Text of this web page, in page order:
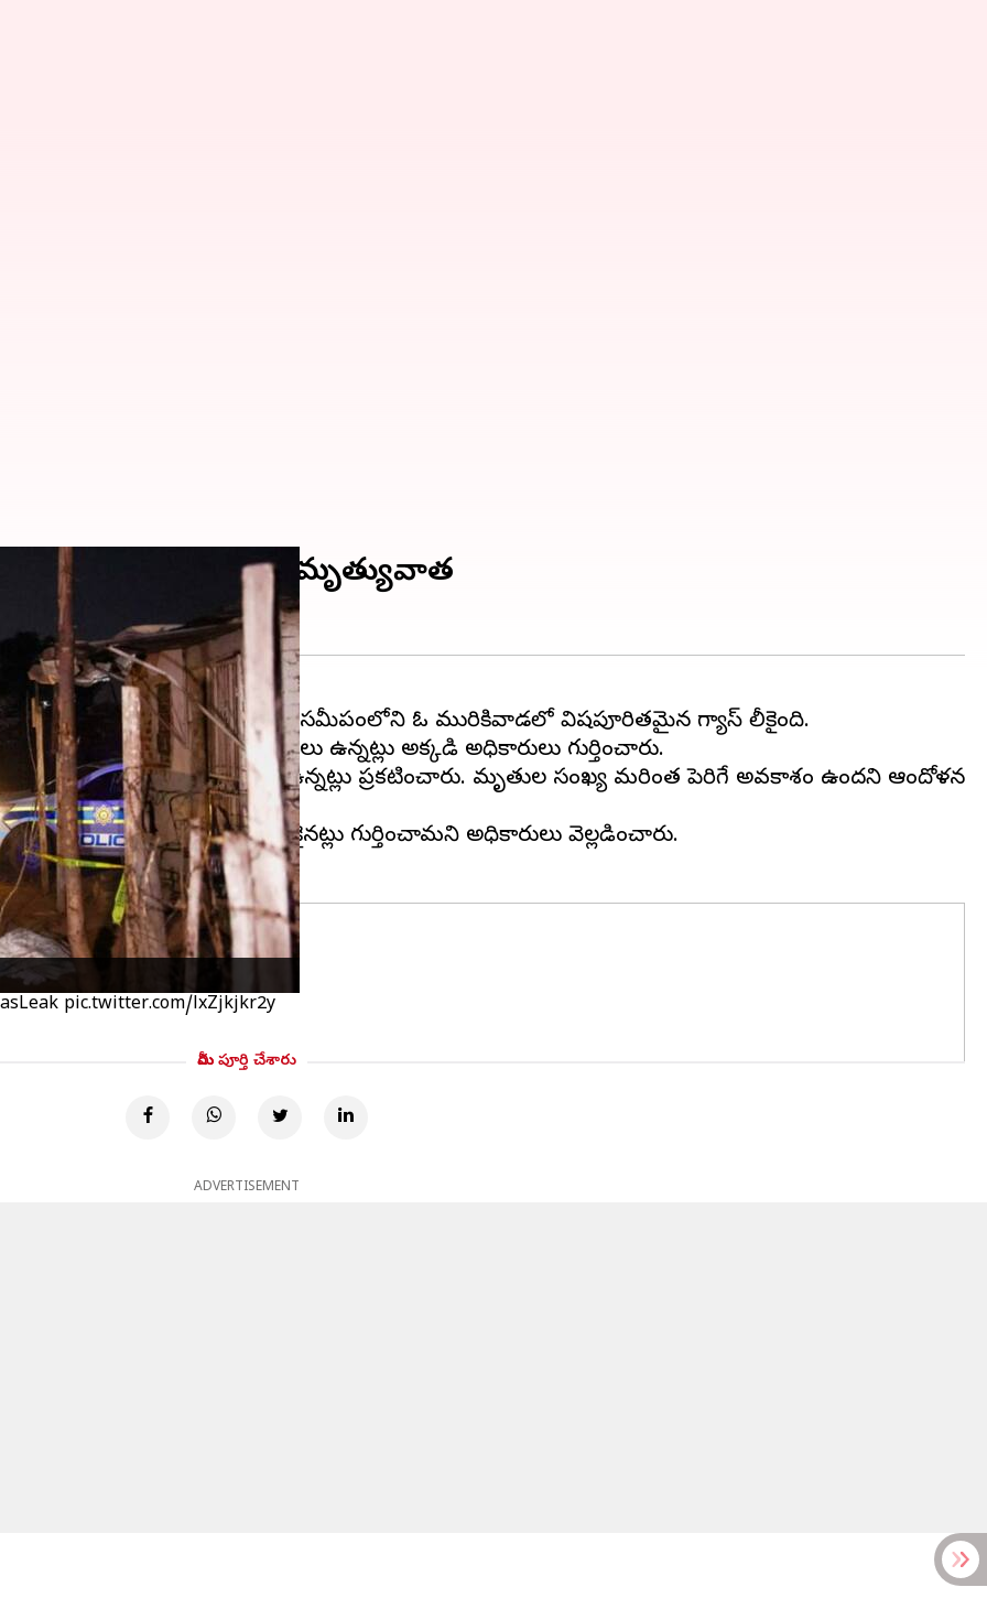
లీకేజీతో 16 మంది మృత్యువాత
ముఖ్యనగరం జోహెన్నస్ బర్గ్ సమీపంలోని ఓ మురికివాడలో విషపూరితమైన గ్యాస్ లీకైంది.
ముగ్గురు చిన్నారులు ఉన్నట్లు అక్కడి అధికారులు గుర్తించారు.
నలుగురి పరిస్థితి విషమంగా ఉన్నట్లు ప్రకటించారు. మృతుల సంఖ్య మరింత పెరిగే అవకాశం ఉందని ఆందోళన
ప్రమాదకరమైన గ్యాస్ లీకైనట్లు గుర్తించామని అధికారులు వెల్లడించారు.
మృతి
pic.twitter.com/lxZjkjkr2y
మీరు పూర్తి చేశారు
ADVERTISEMENT